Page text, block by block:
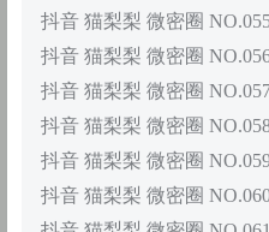
抖音 猫梨梨 微密圈
抖音 猫梨梨 微密圈
抖音 猫梨梨 微密圈 NO.057
抖音 猫梨梨 微密圈 NO.058
抖音 猫梨梨 微密圈
抖音 猫梨梨 微密圈 NO.060